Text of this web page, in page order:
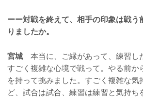
ーー対戦を終えて、相手の印象は戦う
りましたか。
宮城 本当に、ご縁があって、練習し
すごく複雑な心境で戦って。やる前か
を持って挑みました。すごく複雑な気
ど、試合は試合、練習は練習と気持ち